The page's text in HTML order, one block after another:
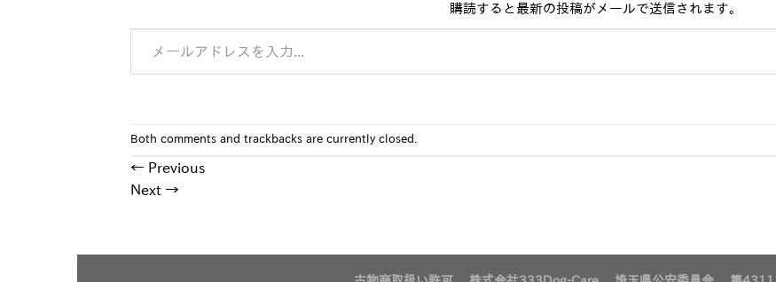
購読すると最新の投稿がメールで送信されます。
メールアドレスを入力...
Both comments and trackbacks are currently closed.
← Previous
Next →